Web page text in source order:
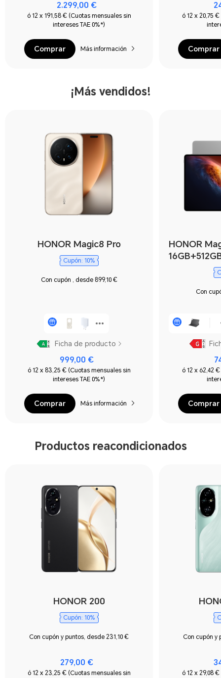
2.299,00 €
ó 12 x 191,58 € (Cuotas mensuales sin
intereses TAE 0%*)
Comprar Más información
ó 12 x 20,75
Comprar
¡Más vendidos!
HONOR Magic8 Pro
Cupón: 10%
Con cupón , desde 899,10 €
Ficha de producto
999,00 €
ó 12 x 83,25 € (Cuotas mensuales sin
intereses TAE 0%*)
Comprar Más información
HONOR
Con
ó 12 x 62,42
Comprar
Productos reacondicionados
HONOR 200
Cupón: 10%
Con cupón y puntos, desde 231,10 €
279,00 €
ó 12 x 23,25 € (Cuotas mensuales sin
Con cupón y
ó 12 x 29,08